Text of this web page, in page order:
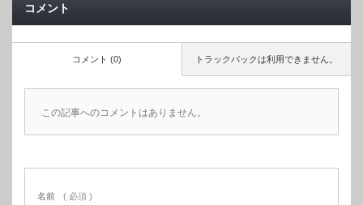
コメント
トラックバックは利用できません。
コメント (0)
この記事へのコメントはありません。
名前 ( 必須 )